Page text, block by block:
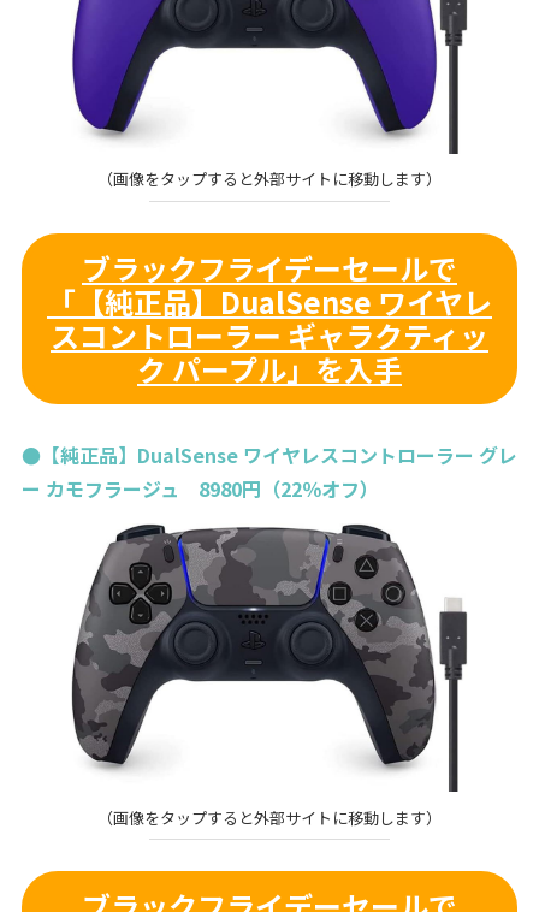
（画像をタップすると外部サイトに移動します）
ブラックフライデーセールで
「【純正品】DualSense ワイヤレ
スコントローラー ギャラクティッ
ク パープル」を入手
●【純正品】DualSense ワイヤレスコントローラー グレ
ー カモフラージュ 8980円（22％オフ）
（画像をタップすると外部サイトに移動します）